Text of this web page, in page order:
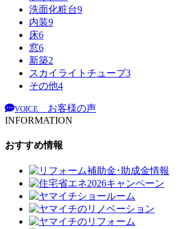
洗面化粧台9
内装9
床6
窓6
新築2
スカイライトチューブ3
その他4
VOICE
お客様の声
INFORMATION
おすすめ情報